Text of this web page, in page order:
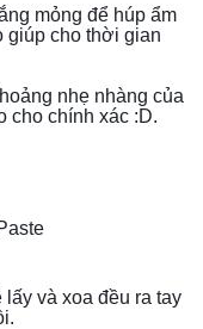
mỏng để húp ẩm
giúp cho thời gian
cho chính xác :D.
lấy và xoa đều ra tay